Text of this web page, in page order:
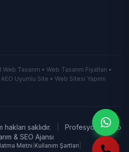
Web Tasarım • Web Tasarım Fiyatları •
Uyumlu Site • Web Sitesi Yapımı
hakları saklıdır.
Profesyonel Web
& SEO Ajansı
Metni Kullanım Şartları